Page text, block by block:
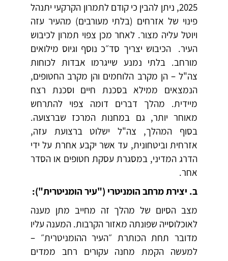
2025, ניתן להבין כי קודם לתמרון הקרקעי יתנהל
פינוי של אזרחים (בלתי מעורבים) מהעיר עזה
ויוטל עליה מצור. לאחר מכן צפוי תמרון לכיבוש
העיר. הכיבוש יצריך סד״כ נוסף וגיוס מילואים
מורחב. בלתי נמנע שייגרמו אבדות לכוחות
צה"ל – הן מקרב הלוחמים והן מקרב החטופים,
הנמצאים ממילא בסכנת חיים וסכנת רצח
מיידית. מהלך דברים דומה צפוי להתרחש
מאוחר יותר, גם במחנות המרכז שברצועה.
בסוף המהלך, צה"ל ישלוט ברצועת עזה,
אזרחית וביטחונית, עד אשר יקבע אחרת על ידי
הדרג המדיני, במסגרת עסקת חטופים או הסדר
אחר.
ב. יצירת מרחב הומניטרי ("עיר הומניטרית"):
מצב הסיום של מהלך זה מחייב מתן מענה
לאוכלוסייה שפונתה מאזור הקרבות. המענה עליו
מדובר תחת הכותרת ״העיר ההומניטרית״ –
למעשה הקמת מחנה עקורים רחב ממדים